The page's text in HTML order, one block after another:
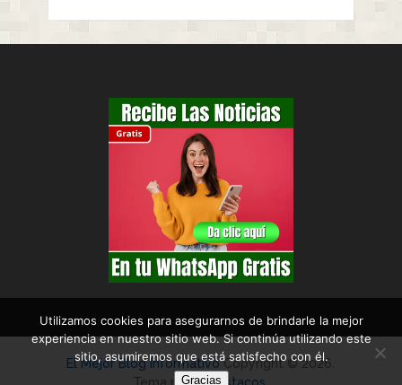
El Mejor Blog InformativoCopyright © 2026.
Tema porCanastacos
Utilizamos cookies para asegurarnos de brindarle la mejor
experiencia en nuestro sitio web. Si continúa utilizando este
sitio, asumiremos que está satisfecho con él.
Gracias